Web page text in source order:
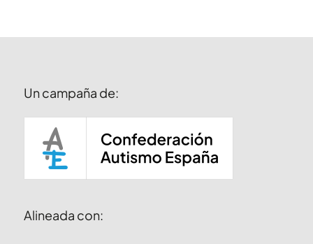
Un campaña de:
Alineada con: